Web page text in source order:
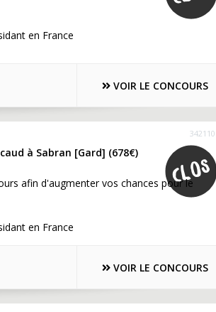
en France
VOIR LE CONCOURS
342110
à Sabran [Gard] (678€)
afin d'augmenter vos chances pour le
en France
VOIR LE CONCOURS